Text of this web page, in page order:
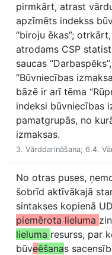
pirmkārt, atrast
apzīmēts indekss
“biroju ēkas”;
atrodams CSP
saucas
“Būvniecības
bāzē ir arī tēma
indeksi būvniecības
pamatgrupās, no
izmaksas.
3. Vārddarināšana; 6.4.
No otras puses,
šobrīd aktīvākajā
sintakses kopienā
piemērota lieluma
lieluma resurss, par
būveēšanas